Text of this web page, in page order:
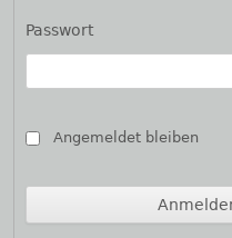
Passwort
Angemeldet bleiben